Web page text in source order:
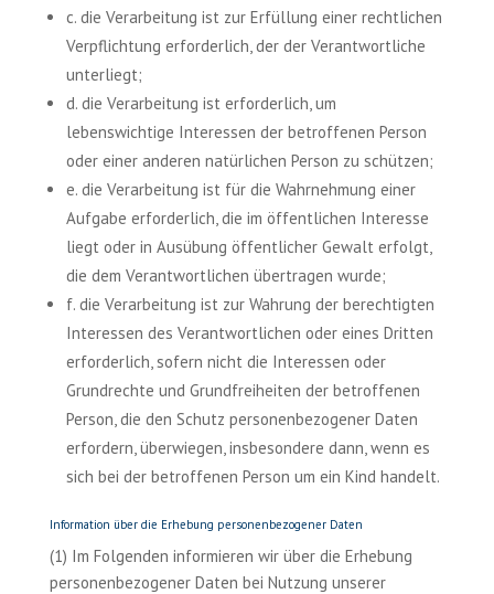
c. die Verarbeitung ist zur Erfüllung einer rechtlichen
Verpflichtung erforderlich, der der Verantwortliche
unterliegt;
d. die Verarbeitung ist erforderlich, um
lebenswichtige Interessen der betroffenen Person
oder einer anderen natürlichen Person zu schützen;
e. die Verarbeitung ist für die Wahrnehmung einer
Aufgabe erforderlich, die im öffentlichen Interesse
liegt oder in Ausübung öffentlicher Gewalt erfolgt,
die dem Verantwortlichen übertragen wurde;
f. die Verarbeitung ist zur Wahrung der berechtigten
Interessen des Verantwortlichen oder eines Dritten
erforderlich, sofern nicht die Interessen oder
Grundrechte und Grundfreiheiten der betroffenen
Person, die den Schutz personenbezogener Daten
erfordern, überwiegen, insbesondere dann, wenn es
sich bei der betroffenen Person um ein Kind handelt.
Information über die Erhebung personenbezogener Daten
(1) Im Folgenden informieren wir über die Erhebung
personenbezogener Daten bei Nutzung unserer